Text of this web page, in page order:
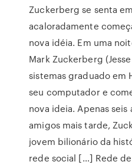
Zuckerberg se senta
acaloradamente
nova idéia. Em uma
Mark Zuckerberg
sistemas graduado em
seu computador e
nova ideia. Apenas
amigos mais tarde,
jovem bilionário da
rede social […] Rede